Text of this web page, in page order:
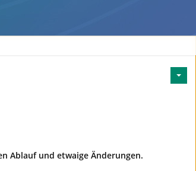
Ablauf und etwaige Änderungen.